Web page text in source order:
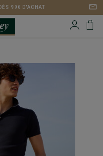
99€ D'ACHAT